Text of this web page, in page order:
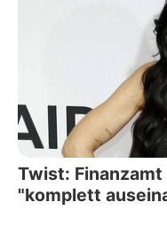
Twist:
"komplett